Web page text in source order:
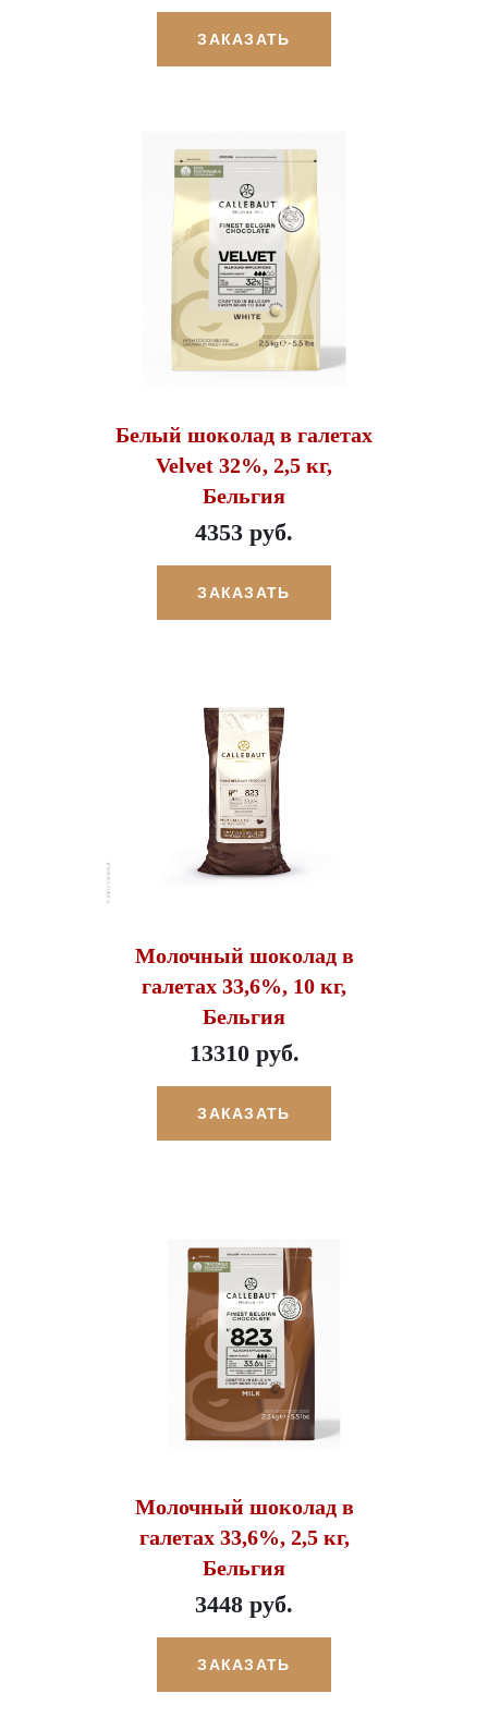
ЗАКАЗАТЬ
Белый шоколад в галетах
Velvet 32%, 2,5 кг,
Бельгия
4353 руб.
ЗАКАЗАТЬ
Молочный шоколад в
галетах 33,6%, 10 кг,
Бельгия
13310 руб.
ЗАКАЗАТЬ
Молочный шоколад в
галетах 33,6%, 2,5 кг,
Бельгия
3448 руб.
ЗАКАЗАТЬ